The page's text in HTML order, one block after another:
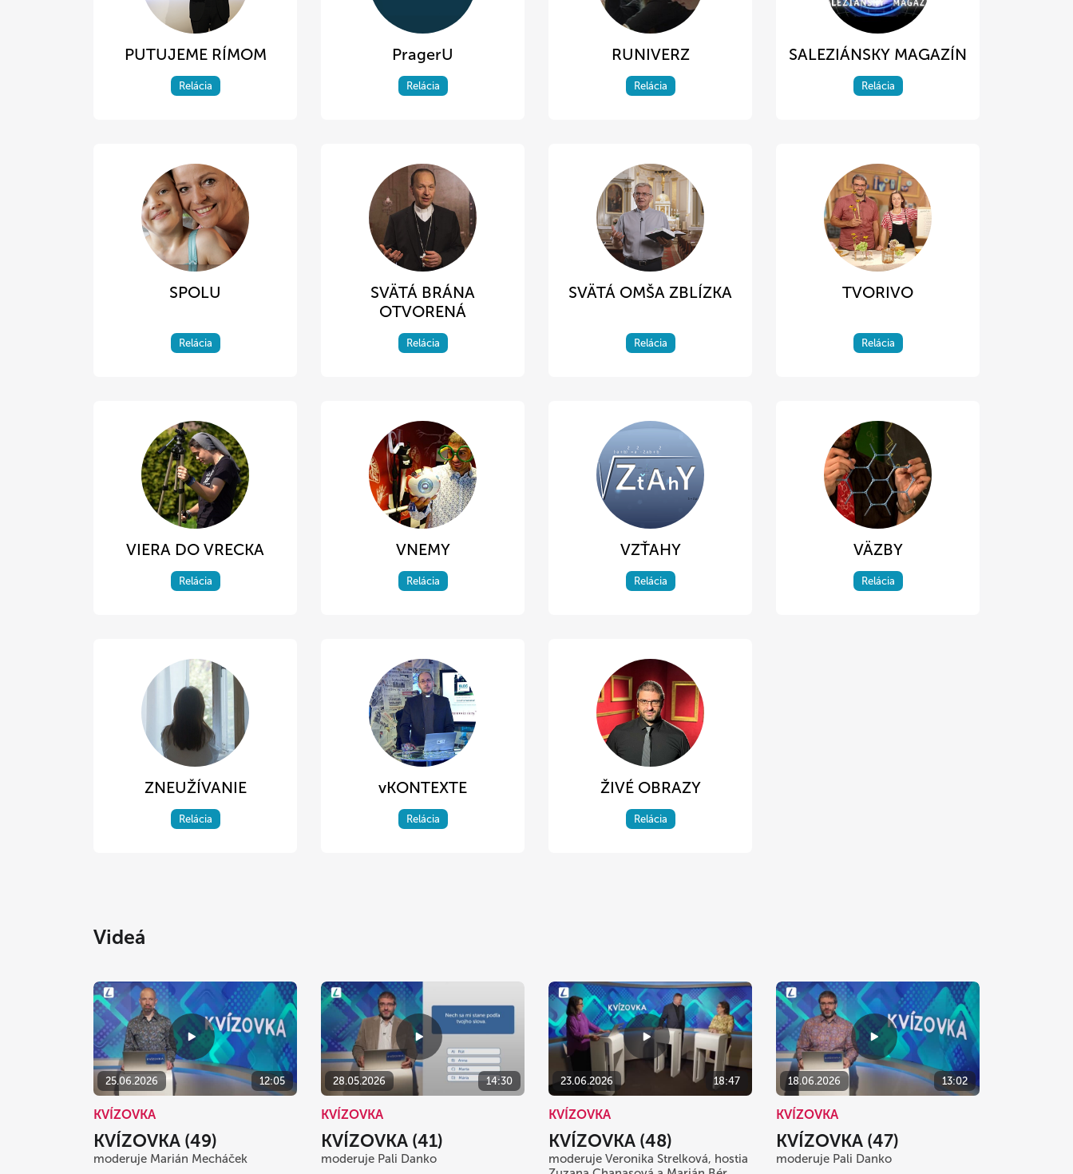
PUTUJEME RÍMOM
Relácia
PragerU
Relácia
RUNIVERZ
Relácia
SALEZIÁNSKY MAGAZÍN
Relácia
SPOLU
Relácia
SVÄTÁ BRÁNA
OTVORENÁ
Relácia
SVÄTÁ OMŠA ZBLÍZKA
Relácia
TVORIVO
Relácia
VIERA DO VRECKA
Relácia
VNEMY
Relácia
VZŤAHY
Relácia
VÄZBY
Relácia
ZNEUŽÍVANIE
Relácia
vKONTEXTE
Relácia
ŽIVÉ OBRAZY
Relácia
Videá
25.06.2026 12:05
KVÍZOVKA
KVÍZOVKA (49)
moderuje Marián Mecháček
28.05.2026 14:30
KVÍZOVKA
KVÍZOVKA (41)
moderuje Pali Danko
23.06.2026 18:47
KVÍZOVKA
KVÍZOVKA (48)
moderuje Veronika Strelková, hostia
18.06.2026 13:02
KVÍZOVKA
KVÍZOVKA (47)
moderuje Pali Danko